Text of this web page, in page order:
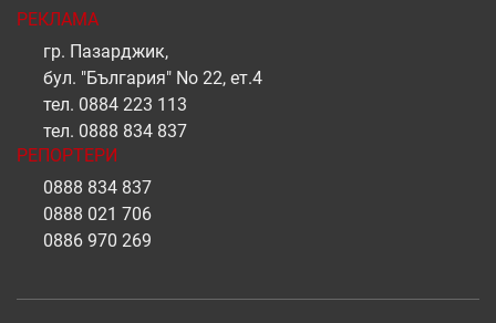
РЕКЛАМА
гр. Пазарджик,
бул. "България" No 22, ет.4
тел. 0884 223 113
тел. 0888 834 837
РЕПОРТЕРИ
0888 834 837
0888 021 706
0886 970 269